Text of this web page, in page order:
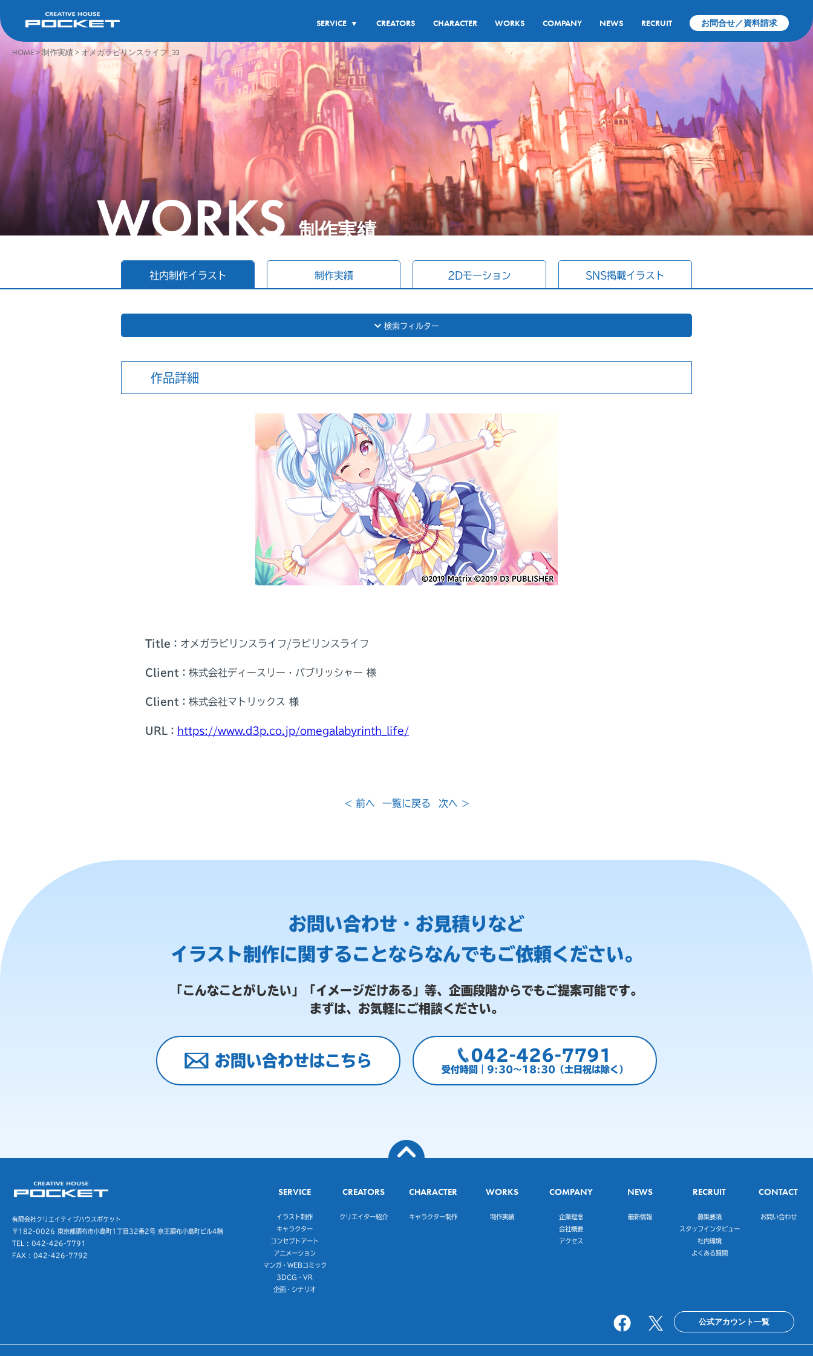
SERVICE ▼ CREATORS CHARACTER WORKS COMPANY NEWS RECRUIT お問合せ／資料請求
HOME>制作実績> オメガラビリンスライフ_33
WORKS 制作実績
社内制作イラスト 制作実績 2Dモーション SNS掲載イラスト
検索フィルター
作品詳細
Title： オメガラビリンスライフ/ラビリンスライフ
Client： 株式会社ディースリー・パブリッシャー 様
Client： 株式会社マトリックス 様
URL： https://www.d3p.co.jp/omegalabyrinth_life/
< 前へ 一覧に戻る 次へ >
お問い合わせ・お見積りなど
イラスト制作に関することならなんでもご依頼ください。
「こんなことがしたい」「イメージだけある」等、 企画段階からでもご提案可能です。
まずは、お気軽にご相談ください。
お問い合わせはこちら 042-426-7791
受付時間｜9:30～18:30（土日祝は除く）
有限会社クリエイティブハウスポケット
〒182-0026 東京都調布市小島町1丁目32番2号京王調布小島町ビル4階
TEL : 042-426-7791
FAX : 042-426-7792
SERVICE
イラスト制作
キャラクター
コンセプトアート
アニメーション
マンガ・WEBコミック
3DCG・VR
企画・シナリオ
CREATORS
クリエイター紹介
CHARACTER
キャラクター制作
WORKS
制作実績
COMPANY
企業理念
会社概要
アクセス
NEWS
最新情報
RECRUIT
募集要項
スタッフインタビュー
社内環境
よくある質問
CONTACT
お問い合わせ
公式アカウント一覧